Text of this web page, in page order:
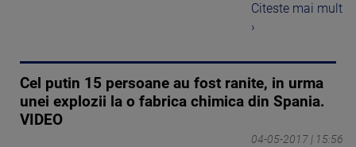
Citeste mai mult
›
Cel putin 15 persoane au fost ranite, in urma
unei explozii la o fabrica chimica din Spania.
VIDEO
04-05-2017 | 15:56